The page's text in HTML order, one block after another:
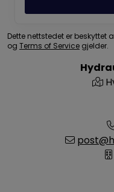
Dette nettstedet er beskyttet
og Terms of Service gjelder.